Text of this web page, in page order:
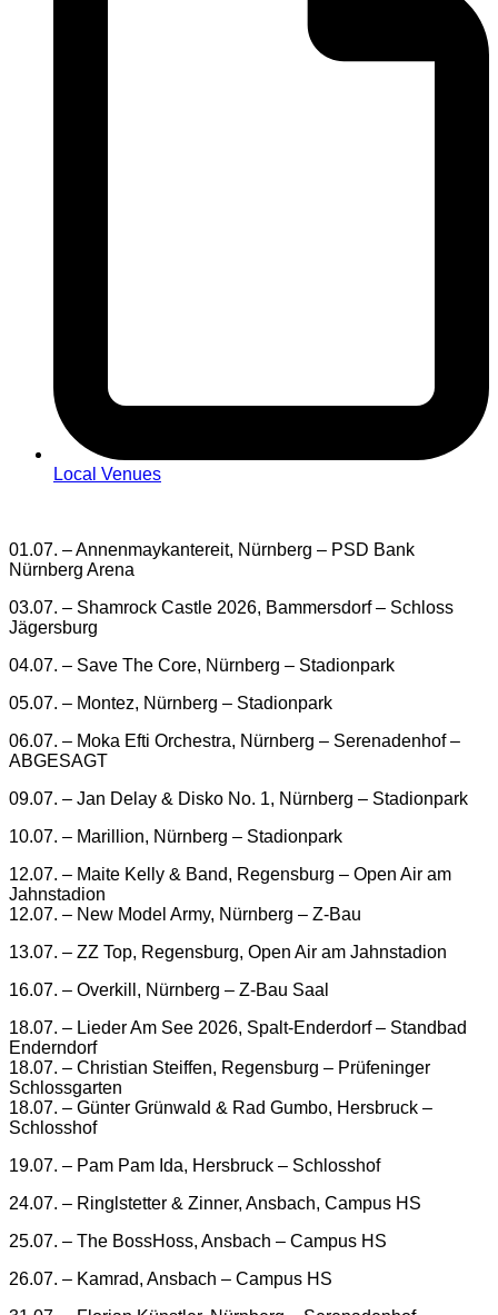
Local Venues
01.07. – Annenmaykantereit, Nürnberg – PSD Bank
Nürnberg Arena
03.07. – Shamrock Castle 2026, Bammersdorf – Schloss
Jägersburg
04.07. – Save The Core, Nürnberg – Stadionpark
05.07. – Montez, Nürnberg – Stadionpark
06.07. – Moka Efti Orchestra, Nürnberg – Serenadenhof –
ABGESAGT
09.07. – Jan Delay & Disko No. 1, Nürnberg – Stadionpark
10.07. – Marillion, Nürnberg – Stadionpark
12.07. – Maite Kelly & Band, Regensburg – Open Air am
Jahnstadion
12.07. – New Model Army, Nürnberg – Z-Bau
13.07. – ZZ Top, Regensburg, Open Air am Jahnstadion
16.07. – Overkill, Nürnberg – Z-Bau Saal
18.07. – Lieder Am See 2026, Spalt-Enderdorf – Standbad
Enderndorf
18.07. – Christian Steiffen, Regensburg – Prüfeninger
Schlossgarten
18.07. – Günter Grünwald & Rad Gumbo, Hersbruck –
Schlosshof
19.07. – Pam Pam Ida, Hersbruck – Schlosshof
24.07. – Ringlstetter & Zinner, Ansbach, Campus HS
25.07. – The BossHoss, Ansbach – Campus HS
26.07. – Kamrad, Ansbach – Campus HS